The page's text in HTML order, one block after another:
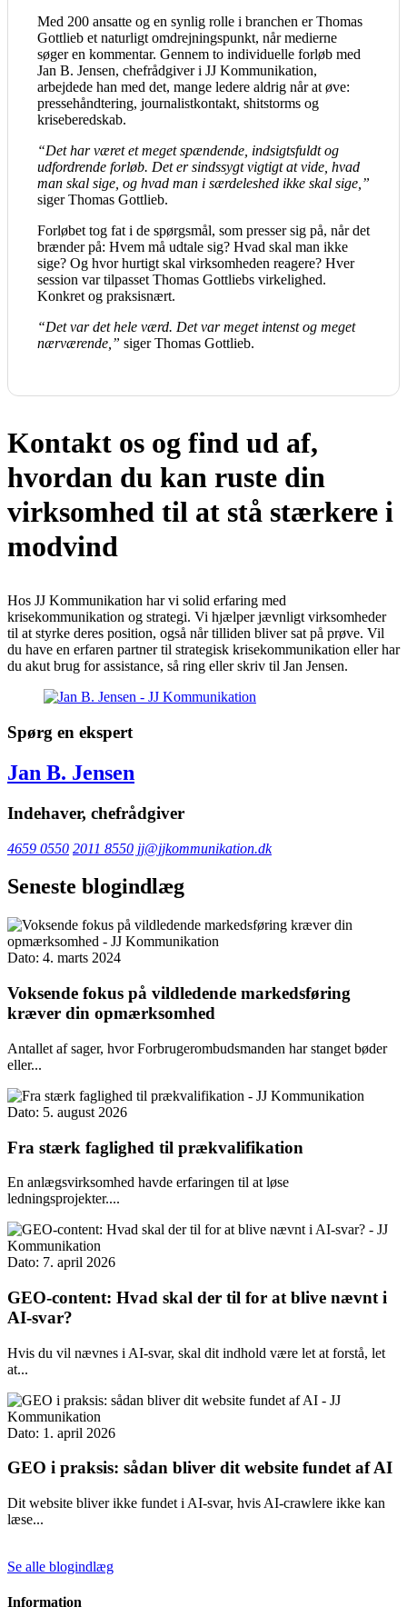
Med 200 ansatte og en synlig rolle i branchen er Thomas
Gottlieb et naturligt omdrejningspunkt, når medierne
søger en kommentar. Gennem to individuelle forløb med
Jan B. Jensen, chefrådgiver i JJ Kommunikation,
arbejdede han med det, mange ledere aldrig når at øve:
pressehåndtering, journalistkontakt, shitstorms og
kriseberedskab.
“Det har været et meget spændende, indsigtsfuldt og
udfordrende forløb. Det er sindssygt vigtigt at vide, hvad
man skal sige, og hvad man i særdeleshed ikke skal sige,”
siger Thomas Gottlieb.
Forløbet tog fat i de spørgsmål, som presser sig på, når det
brænder på: Hvem må udtale sig? Hvad skal man ikke
sige? Og hvor hurtigt skal virksomheden reagere? Hver
session var tilpasset Thomas Gottliebs virkelighed.
Konkret og praksisnært.
“Det var det hele værd. Det var meget intenst og meget
nærværende,” siger Thomas Gottlieb.
Kontakt os og find ud af,
hvordan du kan ruste din
virksomhed til at stå stærkere i
modvind
Hos JJ Kommunikation har vi solid erfaring med
krisekommunikation og strategi. Vi hjælper jævnligt virksomheder
til at styrke deres position, også når tilliden bliver sat på prøve. Vil
du have en erfaren partner til strategisk krisekommunikation eller har
du akut brug for assistance, så ring eller skriv til Jan Jensen.
Spørg en ekspert
Jan B. Jensen
Indehaver, chefrådgiver
4659 0550 2011 8550 jj@jjkommunikation.dk
Seneste blogindlæg
Dato: 4. marts 2024
Voksende fokus på vildledende markedsføring
kræver din opmærksomhed
Antallet af sager, hvor Forbrugerombudsmanden har stanget bøder
eller...
Dato: 5. august 2026
Fra stærk faglighed til prækvalifikation
En anlægsvirksomhed havde erfaringen til at løse
ledningsprojekter....
Dato: 7. april 2026
GEO-content: Hvad skal der til for at blive nævnt i
AI-svar?
Hvis du vil nævnes i AI-svar, skal dit indhold være let at forstå, let
at...
Dato: 1. april 2026
GEO i praksis: sådan bliver dit website fundet af AI
Dit website bliver ikke fundet i AI-svar, hvis AI-crawlere ikke kan
læse...
Se alle blogindlæg
Information